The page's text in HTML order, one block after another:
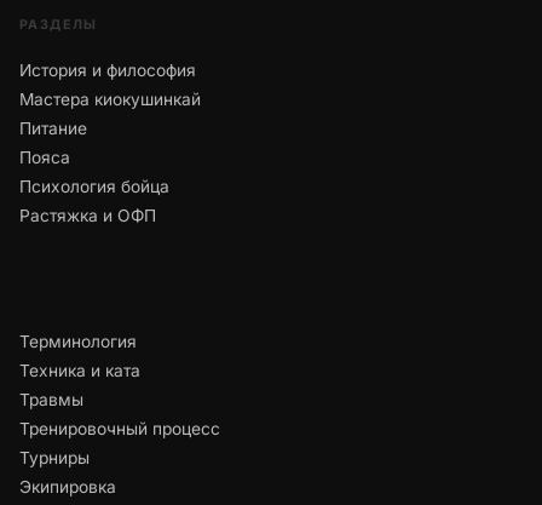
РАЗДЕЛЫ
История и философия
Мастера киокушинкай
Питание
Пояса
Психология бойца
Растяжка и ОФП
Терминология
Техника и ката
Травмы
Тренировочный процесс
Турниры
Экипировка